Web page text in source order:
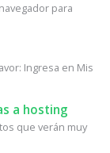
para
Ingresa en Mis
a hosting
que verán muy